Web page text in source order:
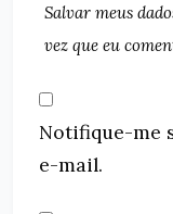
Salvar meus
vez que eu
Notifique-me
e-mail.